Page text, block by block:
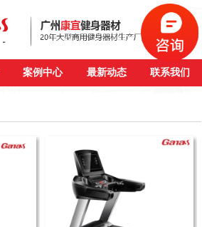
案例中心 最新动态 联系我们